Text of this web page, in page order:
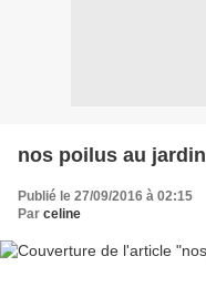
nos poilus au jardin
Publié le 27/09/2016 à 02:15
Par celine